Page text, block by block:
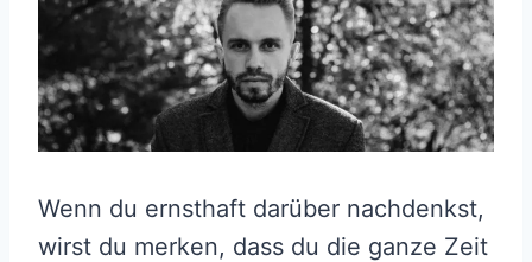
Wenn du ernsthaft darüber nachdenkst,
wirst du merken, dass du die ganze Zeit